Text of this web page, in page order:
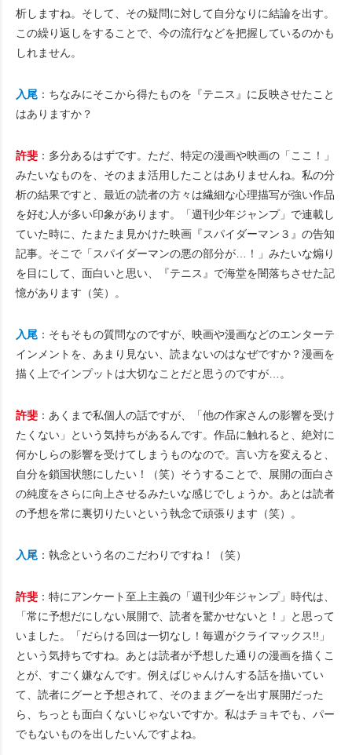
析しますね。そして、その疑問に対して自分なりに結論を出す。
この繰り返しをすることで、今の流行などを把握しているのかも
しれません。
入尾 ：ちなみにそこから得たものを『テニス』に反映させたこと
はありますか？
許斐 ：多分あるはずです。ただ、特定の漫画や映画の「ここ！」
みたいなものを、そのまま活用したことはありませんね。私の分
析の結果ですと、最近の読者の方々は繊細な心理描写が強い作品
を好む人が多い印象があります。「週刊少年ジャンプ」で連載し
ていた時に、たまたま見かけた映画『スパイダーマン３』の告知
記事。そこで「スパイダーマンの悪の部分が…！」みたいな煽り
を目にして、面白いと思い、『テニス』で海堂を闇落ちさせた記
憶があります（笑）。
入尾 ：そもそもの質問なのですが、映画や漫画などのエンターテ
インメントを、あまり見ない、読まないのはなぜですか？漫画を
描く上でインプットは大切なことだと思うのですが…。
許斐 ：あくまで私個人の話ですが、「他の作家さんの影響を受け
たくない」という気持ちがあるんです。作品に触れると、絶対に
何かしらの影響を受けてしまうものなので。言い方を変えると、
自分を鎖国状態にしたい！（笑）そうすることで、展開の面白さ
の純度をさらに向上させるみたいな感じでしょうか。あとは読者
の予想を常に裏切りたいという執念で頑張ります（笑）。
入尾 ：執念という名のこだわりですね！（笑）
許斐 ：特にアンケート至上主義の「週刊少年ジャンプ」時代は、
「常に予想だにしない展開で、読者を驚かせないと！」と思って
いました。「だらける回は一切なし！毎週がクライマックス!!」
という気持ちですね。あとは読者が予想した通りの漫画を描くこ
とが、すごく嫌なんです。例えばじゃんけんする話を描いてい
て、読者にグーと予想されて、そのままグーを出す展開だった
ら、ちっとも面白くないじゃないですか。私はチョキでも、パー
でもないものを出したいんですよね。